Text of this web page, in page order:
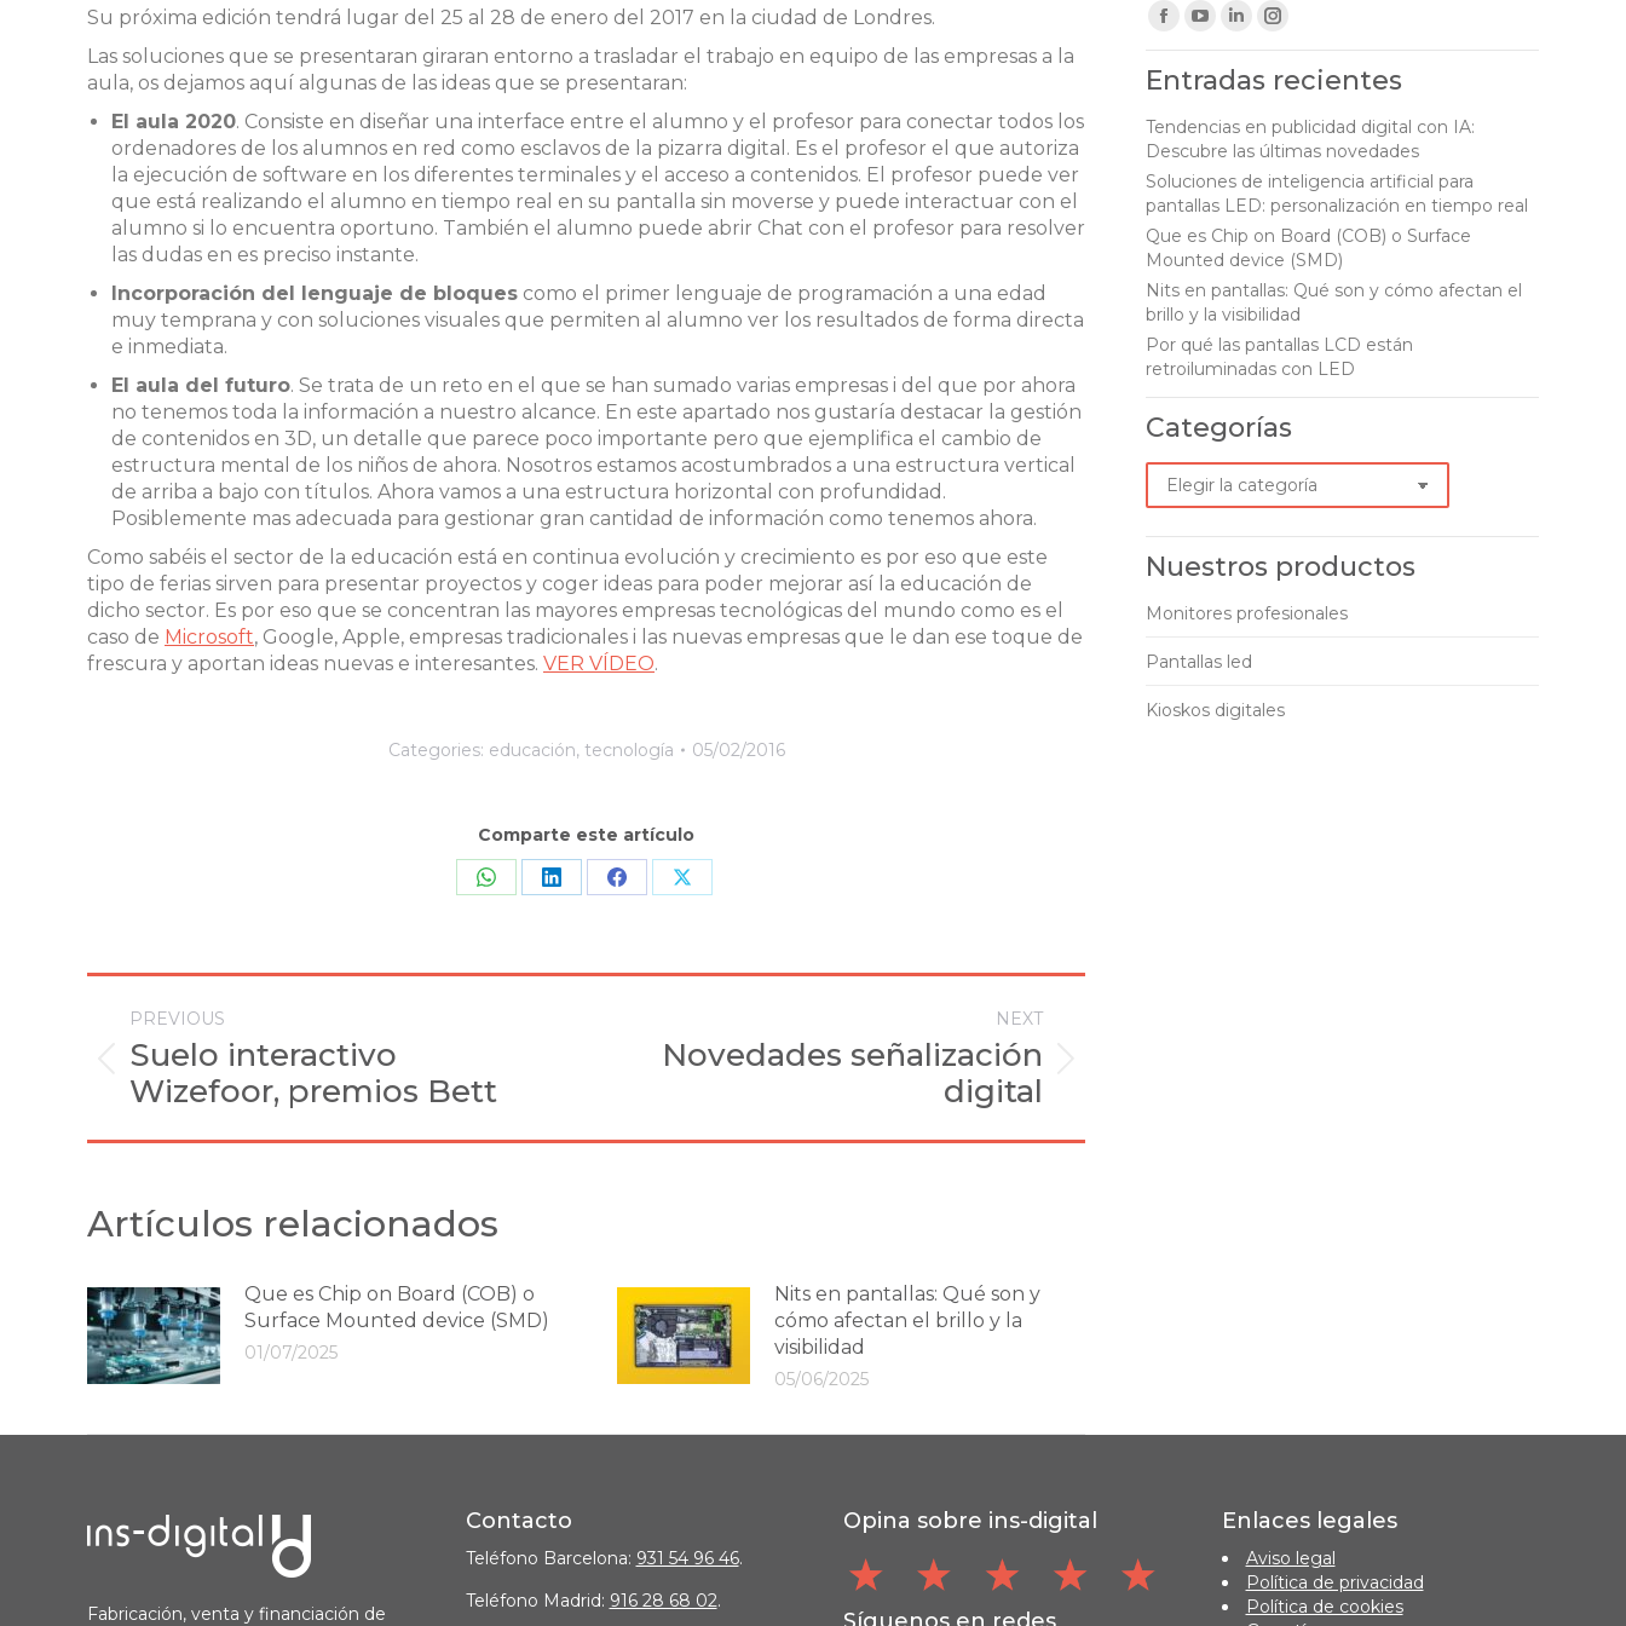
Su próxima edición tendrá lugar del 25 al 28 de enero del 2017 en la ciudad de Londres.
Las soluciones que se presentaran giraran entorno a trasladar el trabajo en equipo de las empresas a la
aula, os dejamos aquí algunas de las ideas que se presentaran:
El aula 2020. Consiste en diseñar una interface entre el alumno y el profesor para conectar todos los
ordenadores de los alumnos en red como esclavos de la pizarra digital. Es el profesor el que autoriza
la ejecución de software en los diferentes terminales y el acceso a contenidos. El profesor puede ver
que está realizando el alumno en tiempo real en su pantalla sin moverse y puede interactuar con el
alumno si lo encuentra oportuno. También el alumno puede abrir Chat con el profesor para resolver
las dudas en es preciso instante.
Incorporación del lenguaje de bloques como el primer lenguaje de programación a una edad
muy temprana y con soluciones visuales que permiten al alumno ver los resultados de forma directa
e inmediata.
El aula del futuro. Se trata de un reto en el que se han sumado varias empresas i del que por ahora
no tenemos toda la información a nuestro alcance. En este apartado nos gustaría destacar la gestión
de contenidos en 3D, un detalle que parece poco importante pero que ejemplifica el cambio de
estructura mental de los niños de ahora. Nosotros estamos acostumbrados a una estructura vertical
de arriba a bajo con títulos. Ahora vamos a una estructura horizontal con profundidad.
Posiblemente mas adecuada para gestionar gran cantidad de información como tenemos ahora.
Como sabéis el sector de la educación está en continua evolución y crecimiento es por eso que este
tipo de ferias sirven para presentar proyectos y coger ideas para poder mejorar así la educación de
dicho sector. Es por eso que se concentran las mayores empresas tecnológicas del mundo como es el
caso de Microsoft, Google, Apple, empresas tradicionales i las nuevas empresas que le dan ese toque de
frescura y aportan ideas nuevas e interesantes. VER VÍDEO.
Categories: educación, tecnología 05/02/2016
Comparte este artículo
Share Share Share Share
navigation
PREVIOUS
Previous
post:
Suelo interactivo
Wizefoor, premios Bett
NEXT
NextNovedades señalización
digital
Artículos relacionados
Que es Chip on Board (COB) o
Surface Mounted device (SMD)
01/07/2025
Nits en pantallas: Qué son y
cómo afectan el brillo y la
visibilidad
05/06/2025
Find us on:
Facebook
opens
in
new
window
YouTube
opens
in
new
window
Linkedin
opens
in
new
window
Instagram
opens
in
new
window
Entradas recientes
Tendencias en publicidad digital con IA:
Descubre las últimas novedades
Soluciones de inteligencia artificial para
pantallas LED: personalización en tiempo real
Que es Chip on Board (COB) o Surface
Mounted device (SMD)
Nits en pantallas: Qué son y cómo afectan el
brillo y la visibilidad
Por qué las pantallas LCD están
retroiluminadas con LED
Categorías
Categorías
Nuestros productos
Monitores profesionales
Pantallas led
Kioskos digitales
Fabricación, venta y financiación de
Contacto
Teléfono Barcelona: 931 54 96 46.
Teléfono Madrid: 916 28 68 02.
Opina sobre ins-digital Enlaces legales
Aviso legal
Política de privacidad
Política de cookies